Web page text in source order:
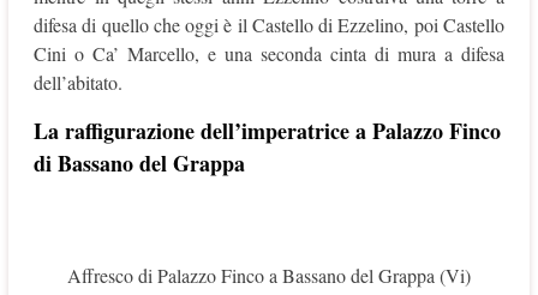
difesa di quello che oggi è il Castello di Ezzelino, poi Castello
Cini o Ca’ Marcello, e una seconda cinta di mura a difesa
dell’abitato.
La raffigurazione dell’imperatrice a Palazzo Finco
di Bassano del Grappa
Affresco di Palazzo Finco a Bassano del Grappa (Vi)